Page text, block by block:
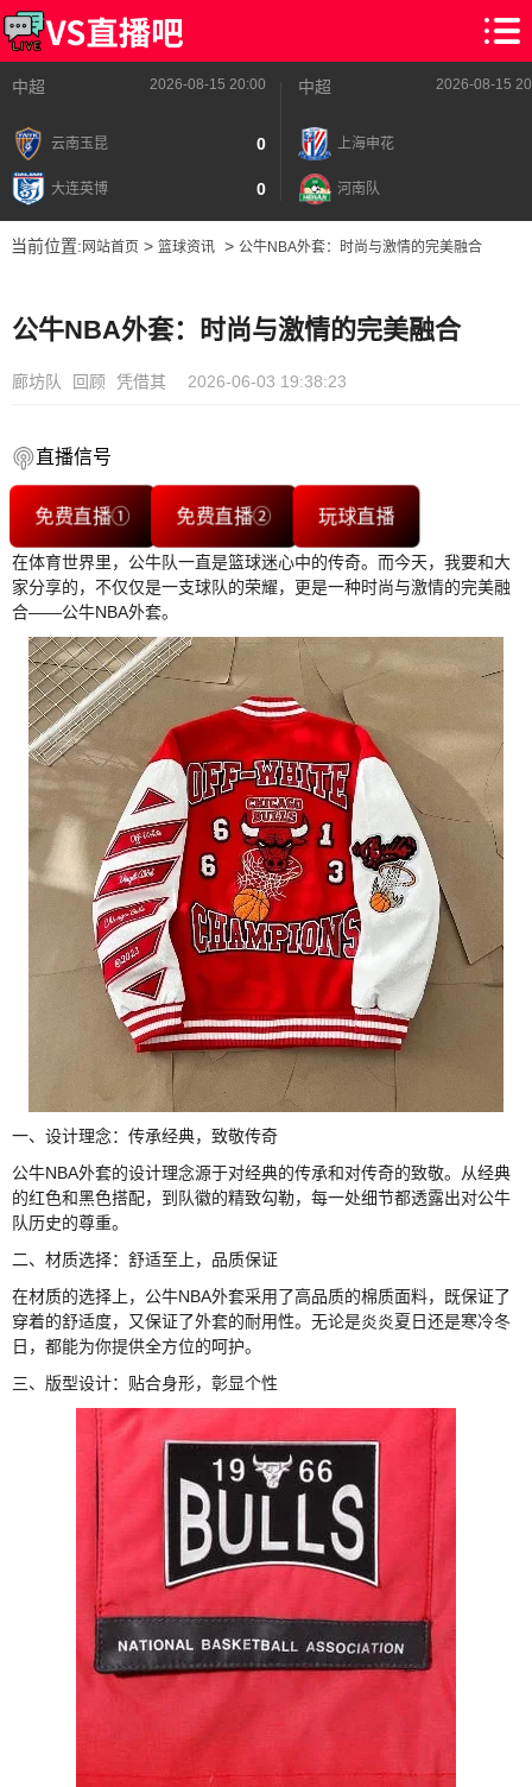
中超 2026-08-15 20:00
云南玉昆 0
大连英博 0
中超 2026-08-15
上海申花
河南队
当前位置: 网站首页> 篮球资讯> 公牛NBA外套：时尚与激情的完美融合
公牛NBA外套：时尚与激情的完美融合
廊坊队 回顾 凭借其 2026-06-03 19:38:23
直播信号
免费直播① 免费直播② 玩球直播
在体育世界里，公牛队一直是篮球迷心中的传奇。而今天，我要和大
家分享的，不仅仅是一支球队的荣耀，更是一种时尚与激情的完美融
合——公牛NBA外套。
一、设计理念：传承经典，致敬传奇
公牛NBA外套的设计理念源于对经典的传承和对传奇的致敬。从经典
的红色和黑色搭配，到队徽的精致勾勒，每一处细节都透露出对公牛
队历史的尊重。
二、材质选择：舒适至上，品质保证
在材质的选择上，公牛NBA外套采用了高品质的棉质面料，既保证了
穿着的舒适度，又保证了外套的耐用性。无论是炎炎夏日还是寒冷冬
日，都能为你提供全方位的呵护。
三、版型设计：贴合身形，彰显个性